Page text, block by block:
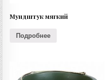
Мундштук мягкий
Подробнее